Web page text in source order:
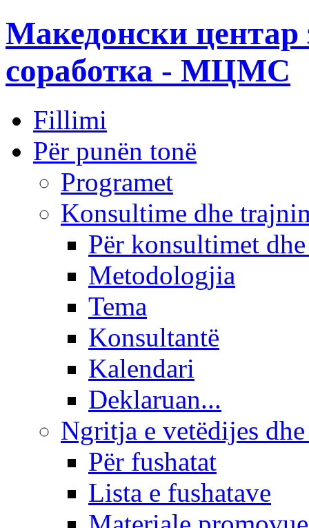
Македонски центар
соработка - МЦМС
Fillimi
Për punën tonë
Programet
Konsultime dhe
Për konsultimet
Metodologjia
Tema
Konsultantë
Kalendari
Deklaruan...
Ngritja e vetëdijes
Për fushatat
Lista e fushatave